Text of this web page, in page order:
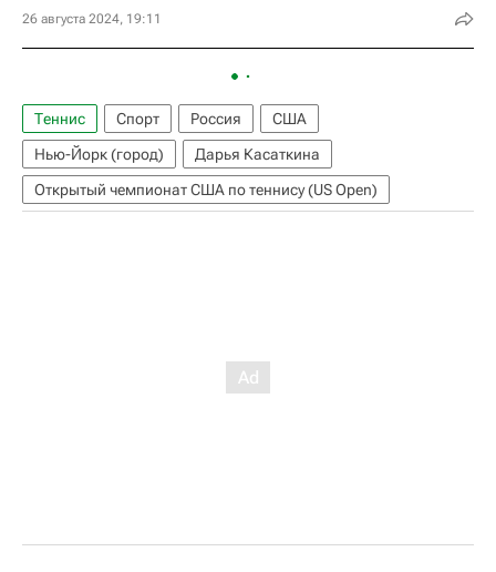
26 августа 2024, 19:11
Теннис Спорт Россия
США
Нью-Йорк (город)
Дарья Касаткина
Открытый чемпионат США по теннису (US Open)